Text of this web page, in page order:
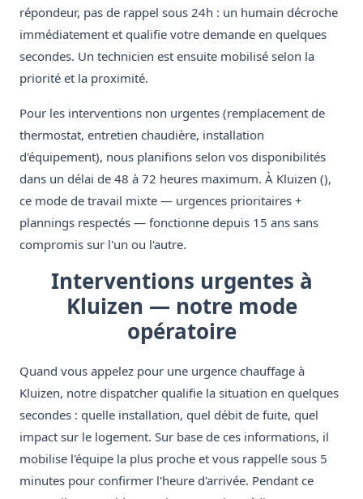
répondeur, pas de rappel sous 24h : un humain décroche
immédiatement et qualifie votre demande en quelques
secondes. Un technicien est ensuite mobilisé selon la
priorité et la proximité.
Pour les interventions non urgentes (remplacement de
thermostat, entretien chaudière, installation
d'équipement), nous planifions selon vos disponibilités
dans un délai de 48 à 72 heures maximum. À Kluizen (),
ce mode de travail mixte — urgences prioritaires +
plannings respectés — fonctionne depuis 15 ans sans
compromis sur l'un ou l'autre.
Interventions urgentes à
Kluizen — notre mode
opératoire
Quand vous appelez pour une urgence chauffage à
Kluizen, notre dispatcher qualifie la situation en quelques
secondes : quelle installation, quel débit de fuite, quel
impact sur le logement. Sur base de ces informations, il
mobilise l'équipe la plus proche et vous rappelle sous 5
minutes pour confirmer l'heure d'arrivée. Pendant ce